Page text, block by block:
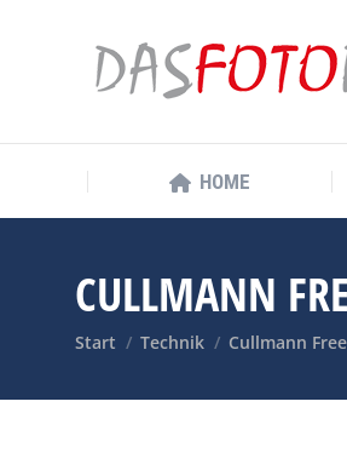
HOME
CULLMANN
Sie befinden sich hier:
Start Technik Cullmann
HOME